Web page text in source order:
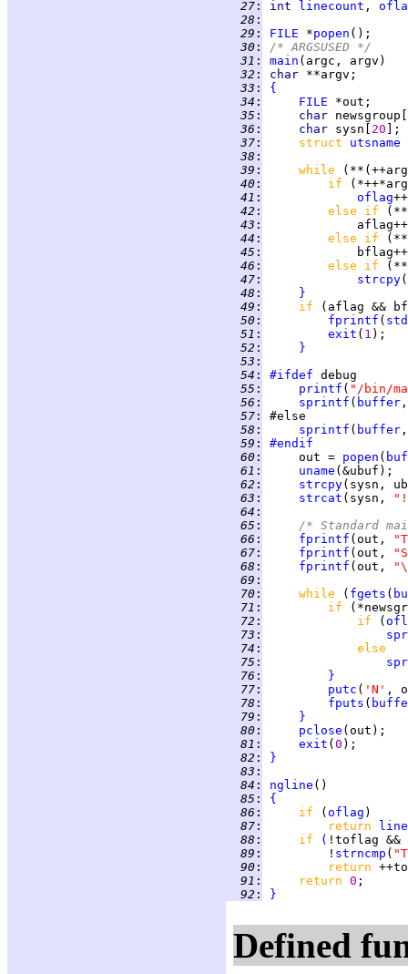
  27
: int linecount ,
  28
:
  29
: FILE *popen
  30
:
/* ARGSUSED */
  31
: main
  32
: char
  33
:
{
  34
: FILE
  35
: char newsgroup[
  36
: char sysn[ 20
  37
: struct utsname
  38
:
  39
: while
  40
: if
  41
:
oflag
  42
: else if
  43
:
  44
: else if
  45
:
  46
: else if
  47
:
strcpy
  48
:
}
  49
: if
(aflag &&
  50
: fprintf (
  51
: exit ( 1
  52
:
}
  53
:
  54
: #ifdef
  55
: printf ( "/bin/
  56
: sprintf ( buffer
  57
:
  58
: sprintf ( buffer
  59
:
#endif
  60
:
     out =
popen (
  61
: uname
  62
:
strcpy
  63
: strcat (sysn,
  64
:
  65
:
/* Standard
  66
: fprintf (out,
  67
: fprintf (out,
  68
: fprintf (out,
  69
:
  70
: while ( fgets (
  71
: if
  72
: if (
  73
:
  74
:
else
  75
:
  76
:
}
  77
: putc ( 'N'
  78
: fputs (
  79
:
}
  80
: pclose
  81
: exit ( 0
  82
:
}
  83
:
  84
: ngline
  85
:
{
  86
: if ( oflag
  87
: return
  88
: if ( !toflag &&
  89
:
         !
strncmp (
  90
:
return
  91
: return 0
  92
: }
Defined